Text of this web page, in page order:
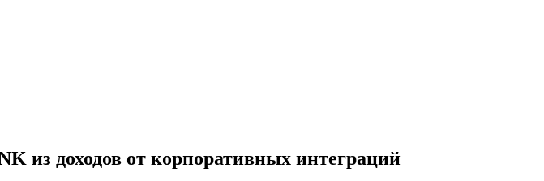
из доходов от корпоративных интеграций